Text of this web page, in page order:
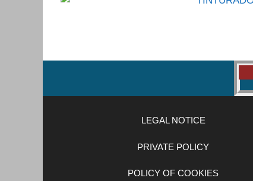
LEGAL NOTICE
PRIVATE POLICY
POLICY OF COOKIES